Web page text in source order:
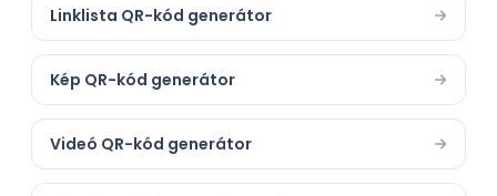
Linklista QR-kód generátor
Kép QR-kód generátor
Videó QR-kód generátor